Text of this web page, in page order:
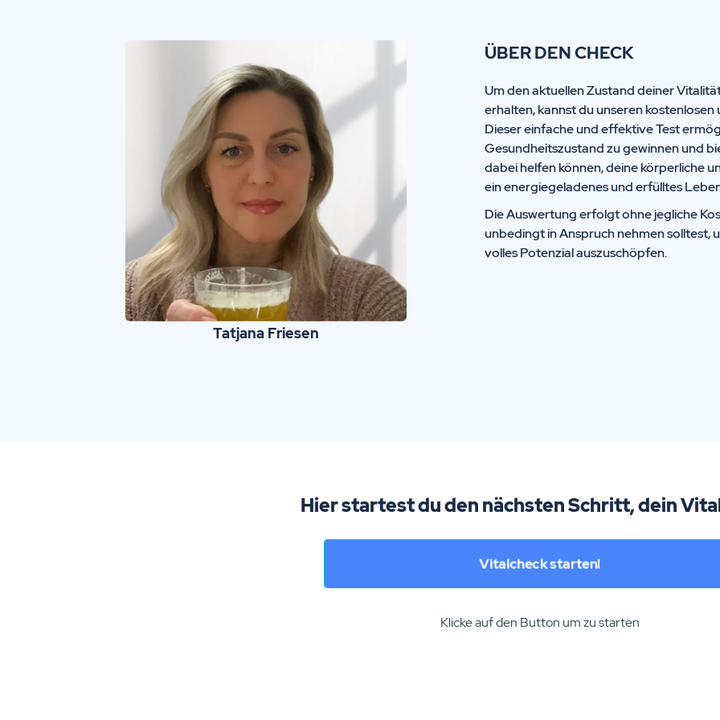
Tatjana Friesen
ÜBER DEN CHECK
Um den aktuellen Zustand deiner
erhalten, kannst du unseren
Dieser einfache und effektive Test
Gesundheitszustand zu gewinnen und
dabei helfen können, deine körperliche
ein energiegeladenes und erfülltes
Die Auswertung erfolgt ohne jegliche
unbedingt in Anspruch nehmen solltest,
volles Potenzial auszuschöpfen.
Hier startest du den nächsten Schritt, dein
Vitalcheck starten!
Klicke auf den Button um zu starten